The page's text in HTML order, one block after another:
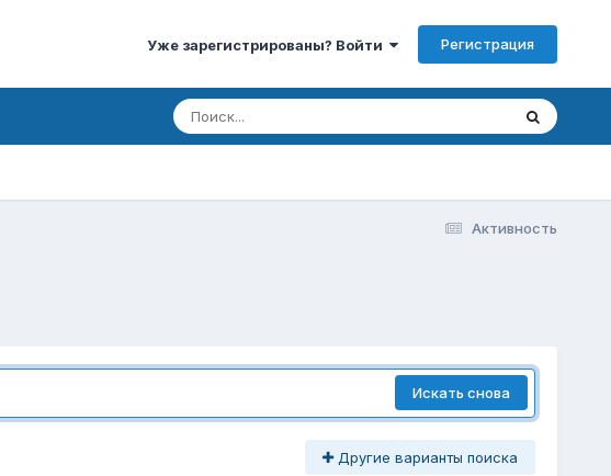
Уже зарегистрированы? Войти Регистрация
Активность
Искать снова
Другие варианты поиска